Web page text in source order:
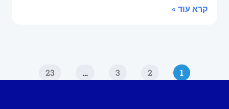
קרא עוד »
1
2
3
…
23